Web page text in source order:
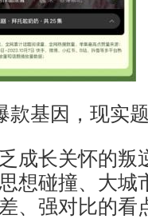
款基因，现实
长关怀的叛
想碰撞、大城
、强对比的看